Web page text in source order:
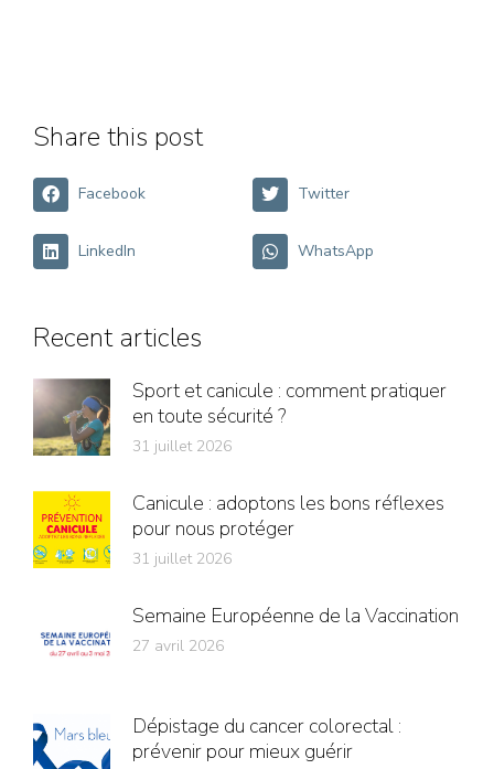
Share this post
Facebook Twitter
LinkedIn WhatsApp
Recent articles
Sport et canicule : comment pratiquer
en toute sécurité ?
31 juillet 2026
Canicule : adoptons les bons réflexes
pour nous protéger
31 juillet 2026
Semaine Européenne de la Vaccination
27 avril 2026
Dépistage du cancer colorectal :
prévenir pour mieux guérir